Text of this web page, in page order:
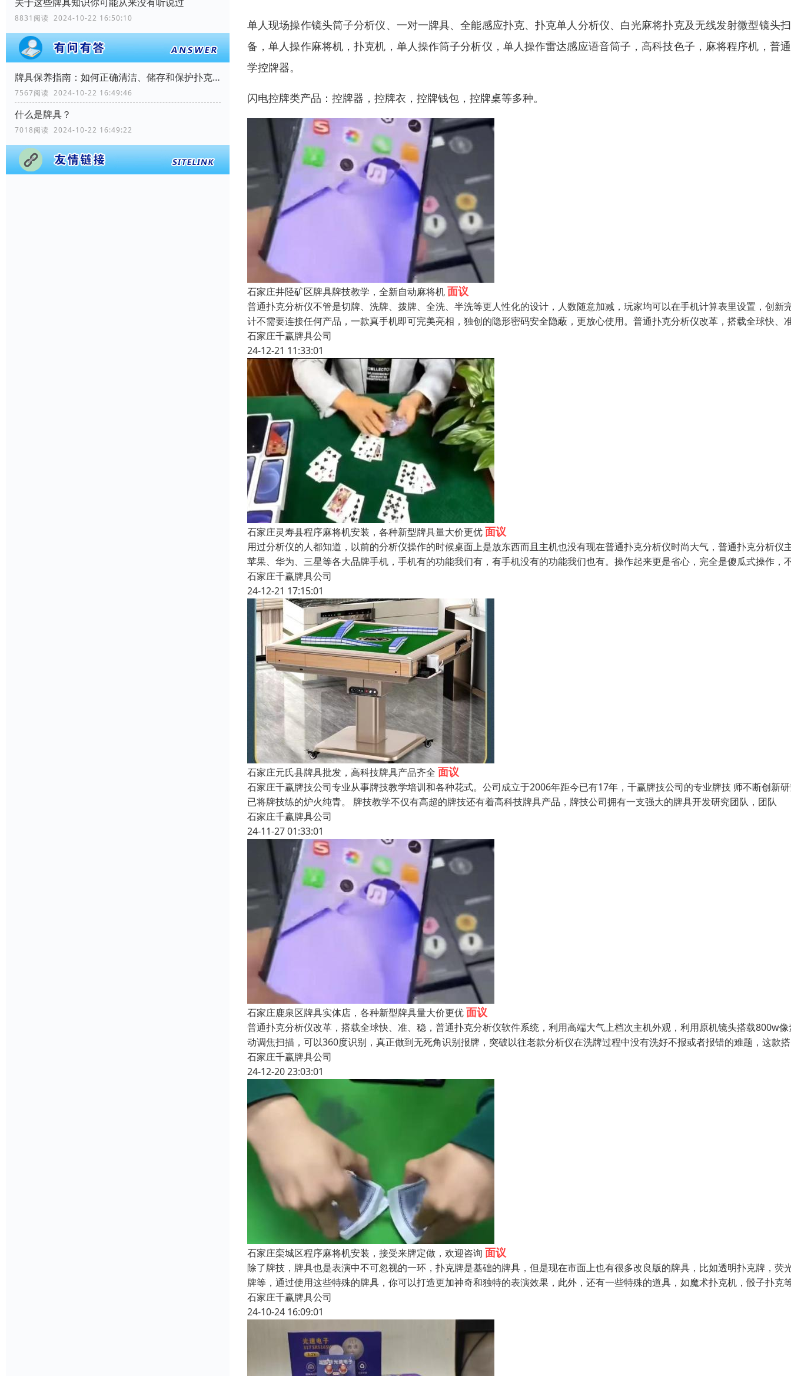
关于这些牌具知识你可能从来没有听说过
8831阅读 2024-10-22 16:50:10
牌具保养指南：如何正确清洁、储存和保护扑克牌？
7567阅读 2024-10-22 16:49:46
什么是牌具？
7018阅读 2024-10-22 16:49:22
单人现场操作镜头筒子分析仪、一对一牌具、全能感应扑克、扑克单人分析仪、白光麻将扑克及无线发射微型镜头
备，单人操作麻将机，扑克机，单人操作筒子分析仪，单人操作雷达感应语音筒子，高科技色子，麻将程序机，普
学控牌器。
闪电控牌类产品：控牌器，控牌衣，控牌钱包，控牌桌等多种。
石家庄井陉矿区牌具牌技教学，全新自动麻将机面议
普通扑克分析仪不管是切牌、洗牌、拨牌、全洗、半洗等更人性化的设计，人数随意加减，玩家均可以在手机计算表里设置，创新
计不需要连接任何产品，一款真手机即可完美亮相，独创的隐形密码安全隐蔽，更放心使用。普通扑克分析仪改革，搭载全球快、
石家庄千赢牌具公司
24-12-21 11:33:01
石家庄灵寿县程序麻将机安装，各种新型牌具量大价更优面议
用过分析仪的人都知道，以前的分析仪操作的时候桌面上是放东西而且主机也没有现在普通扑克分析仪时尚大气，普通扑克分析仪
苹果、华为、三星等各大品牌手机，手机有的功能我们有，有手机没有的功能我们也有。操作起来更是省心，完全是傻瓜式操作，
石家庄千赢牌具公司
24-12-21 17:15:01
石家庄元氏县牌具批发，高科技牌具产品齐全 面议
石家庄千赢牌技公司专业从事牌技教学培训和各种花式。公司成立于2006年距今已有17年，千赢牌技公司的专业牌技 师不断创新
已将牌技练的炉火纯青。 牌技教学不仅有高超的牌技还有着高科技牌具产品，牌技公司拥有一支强大的牌具开发研究团队，团队
石家庄千赢牌具公司
24-11-27 01:33:01
石家庄鹿泉区牌具实体店，各种新型牌具量大价更优面议
普通扑克分析仪改革，搭载全球快、准、稳，普通扑克分析仪软件系统，利用高端大气上档次主机外观，利用原机镜头搭载800w
动调焦扫描，可以360度识别，真正做到无死角识别报牌，突破以往老款分析仪在洗牌过程中没有洗好不报或者报错的难题，这款搭
石家庄千赢牌具公司
24-12-20 23:03:01
石家庄栾城区程序麻将机安装，接受来牌定做，欢迎咨询 面议
除了牌技，牌具也是表演中不可忽视的一环，扑克牌是基础的牌具，但是现在市面上也有很多改良版的牌具，比如透明扑克牌，荧
牌等，通过使用这些特殊的牌具，你可以打造更加神奇和独特的表演效果，此外，还有一些特殊的道具，如魔术扑克机，骰子扑克
石家庄千赢牌具公司
24-10-24 16:09:01